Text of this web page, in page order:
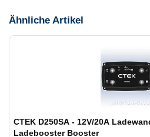
Ähnliche Artikel
CTEK D250SA - 12V/20A
Ladebooster Booster